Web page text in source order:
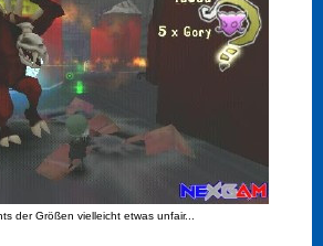
der Größen vielleicht etwas unfair...